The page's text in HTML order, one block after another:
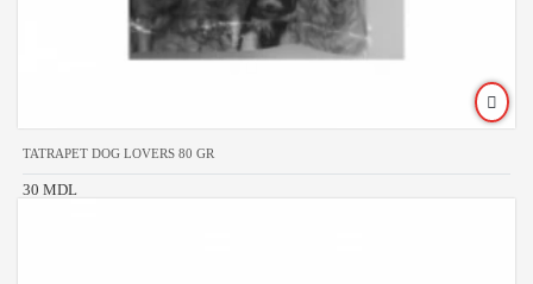
TATRAPET DOG LOVERS 80 GR
30 MDL